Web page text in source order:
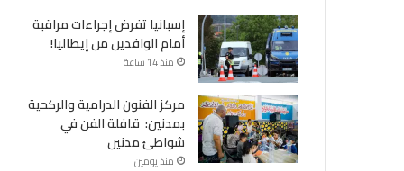
إسبانيا تفرض إجراءات مراقبة
أمام الوافدين من إيطاليا!
منذ 14 ساعة
مركز الفنون الدرامية والركحية
بمدنين: قافلة الفن في
شواطئ مدنين
منذ يومين